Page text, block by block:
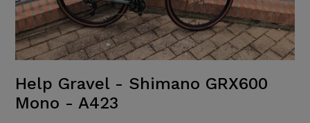
Help Gravel - Shimano GRX600
Mono - A423